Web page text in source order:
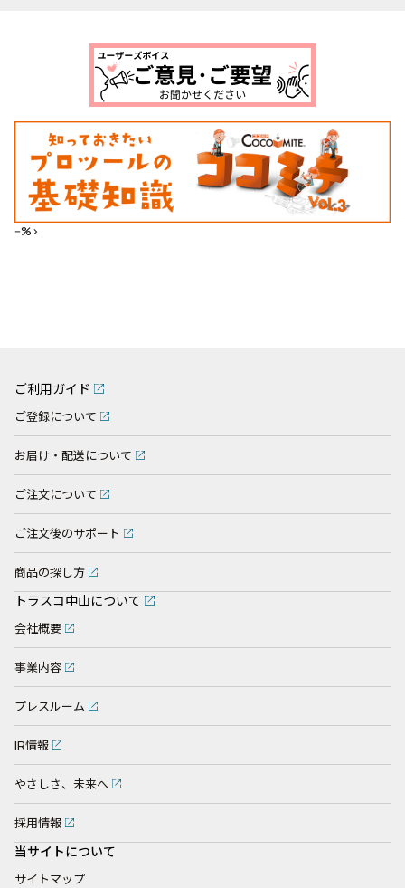
--%>
ご利用ガイド
ご登録について
お届け・配送について
ご注文について
ご注文後のサポート
商品の探し方
トラスコ中山について
会社概要
事業内容
プレスルーム
IR情報
やさしさ、未来へ
採用情報
当サイトについて
サイトマップ